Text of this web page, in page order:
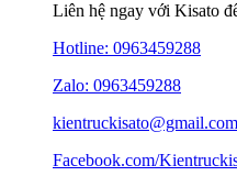
Liên hệ ngay với Kisato
Hotline: 0963459288
Zalo: 0963459288
kientruckisato@gmail.com
Facebook.com/